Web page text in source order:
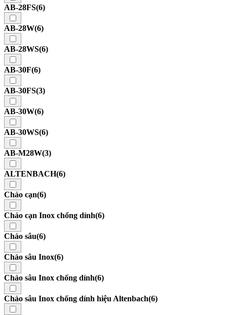
AB-28FS(6)
AB-28W(6)
AB-28WS(6)
AB-30F(6)
AB-30FS(3)
AB-30W(6)
AB-30WS(6)
AB-M28W(3)
ALTENBACH(6)
Chảo cạn(6)
Chảo cạn Inox chống dính(6)
Chảo sâu(6)
Chảo sâu Inox(6)
Chảo sâu Inox chống dính(6)
Chảo sâu Inox chống dính hiệu Altenbach(6)